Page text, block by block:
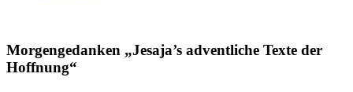
Morgengedanken „Jesaja’s adventliche Texte der
Hoffnung“